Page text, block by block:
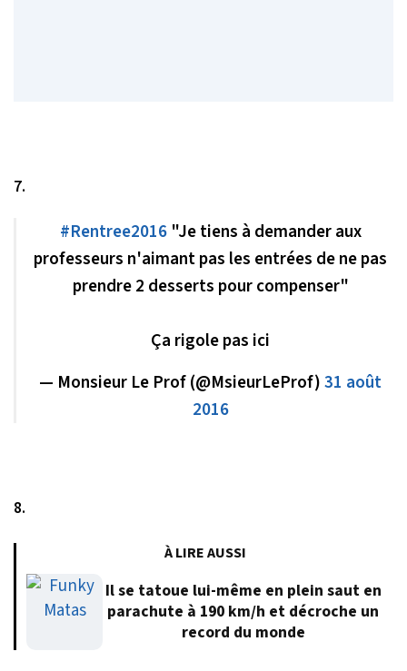
7.
#Rentree2016"Je tiens à demander aux
professeurs n'aimant pas les entrées de ne pas
prendre 2 desserts pour compenser"
Ça rigole pas ici
— Monsieur Le Prof (@MsieurLeProf)31 août
2016
8.
À LIRE AUSSI
Il se tatoue lui-même en plein saut en
parachute à 190 km/h et décroche un
record du monde